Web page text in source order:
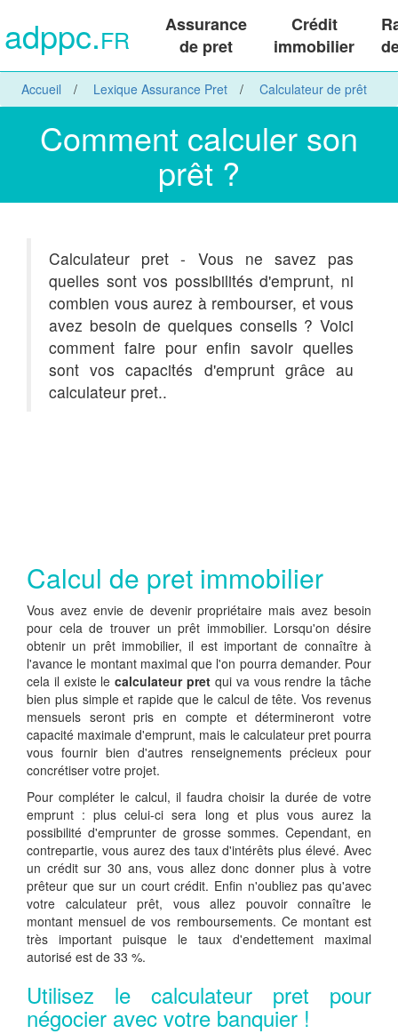
adppc.FR
Assurance
de pret
Crédit
immobilier
Accueil Lexique Assurance Pret Calculateur de prêt
Comment calculer son
prêt ?
Calculateur pret - Vous ne savez pas
quelles sont vos possibilités d'emprunt, ni
combien vous aurez à rembourser, et vous
avez besoin de quelques conseils ? Voici
comment faire pour enfin savoir quelles
sont vos capacités d'emprunt grâce au
calculateur pret..
Calcul de pret immobilier
Vous avez envie de devenir propriétaire mais avez besoin
pour cela de trouver un prêt immobilier. Lorsqu'on désire
obtenir un prêt immobilier, il est important de connaître à
l'avance le montant maximal que l'on pourra demander. Pour
cela il existe lecalculateur pret qui va vous rendre la tâche
bien plus simple et rapide que le calcul de tête. Vos revenus
mensuels seront pris en compte et détermineront votre
capacité maximale d'emprunt, mais le calculateur pret pourra
vous fournir bien d'autres renseignements précieux pour
concrétiser votre projet.
Pour compléter le calcul, il faudra choisir la durée de votre
emprunt : plus celui-ci sera long et plus vous aurez la
possibilité d'emprunter de grosse sommes. Cependant, en
contrepartie, vous aurez des taux d'intérêts plus élevé. Avec
un crédit sur 30 ans, vous allez donc donner plus à votre
prêteur que sur un court crédit. Enfin n'oubliez pas qu'avec
votre calculateur prêt, vous allez pouvoir connaître le
montant mensuel de vos remboursements. Ce montant est
très important puisque le taux d'endettement maximal
autorisé est de 33 %.
Utilisez le calculateur pret pour
négocier avec votre banquier !